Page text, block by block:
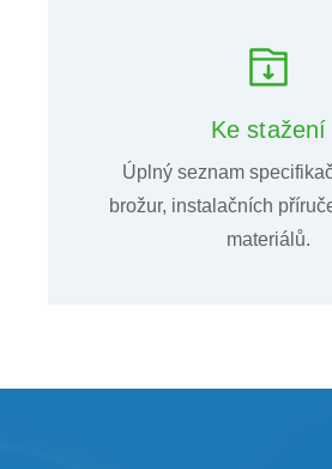
Ke stažení
Úplný seznam
brožur, instalačních
materiálů.